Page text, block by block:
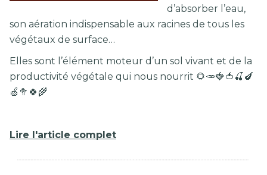
d’absorber l’eau,
son aération indispensable aux racines de tous les
végétaux de surface…
Elles sont l’élément moteur d’un sol vivant et de la
productivité végétale qui nous nourrit 🌻🥕🍓🍅🍒🍆
🍏🥦🍀🌾
Lire l'article complet